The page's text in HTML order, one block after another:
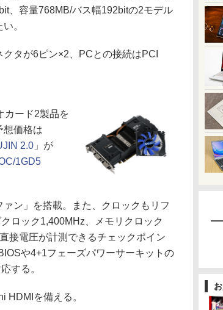
、容量768MB/バス幅192bitの2モデル
。
タが6ピン×2、PCとの接続はPCI
カード2製品を
想価格は
2.0 」が
1GD5
ン」を搭載。また、クロックもリフ
ロック1,400MHz、メモリクロック
接電圧が計測できるチェックポイン
や4+1フェーズパワーサーキットの
する。
HDMIを備える。